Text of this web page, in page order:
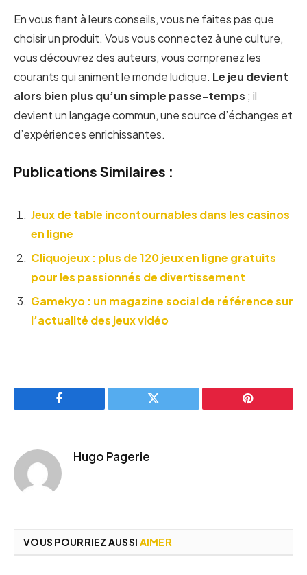
En vous fiant à leurs conseils, vous ne faites pas que
choisir un produit. Vous vous connectez à une culture,
vous découvrez des auteurs, vous comprenez les
courants qui animent le monde ludique. Le jeu devient
alors bien plus qu’un simple passe-temps ; il
devient un langage commun, une source d’échanges et
d’expériences enrichissantes.
Publications Similaires :
Jeux de table incontournables dans les casinos
en ligne
Cliquojeux : plus de 120 jeux en ligne gratuits
pour les passionnés de divertissement
Gamekyo : un magazine social de référence sur
l’actualité des jeux vidéo
Facebook Twitter Pinterest
Hugo Pagerie
VOUS POURRIEZ AUSSI AIMER